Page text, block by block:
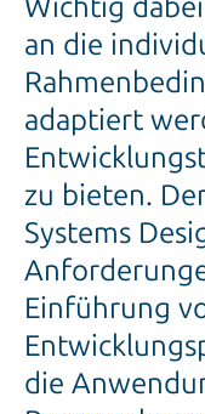
an die
adaptiert
zu bieten.
Systems
Einführung
die